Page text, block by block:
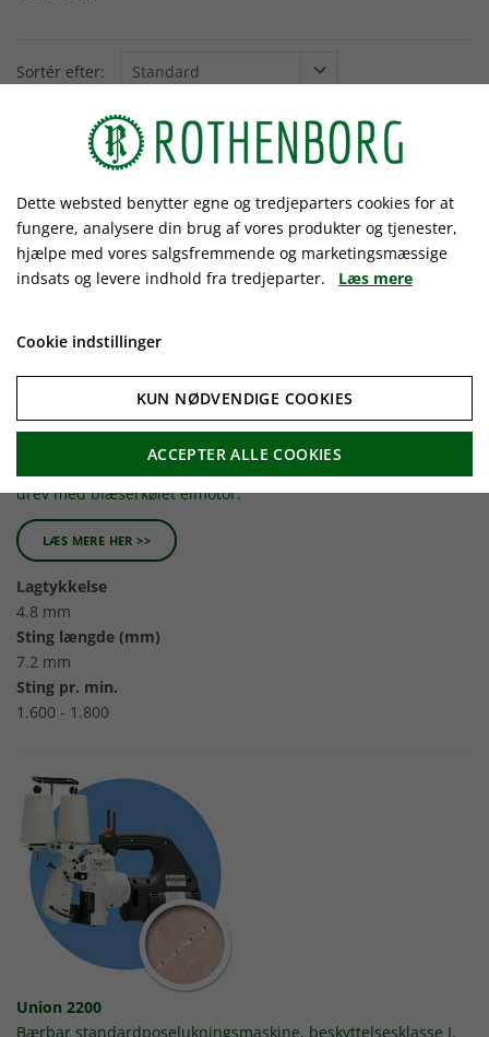
Sortér efter:
Union 4000
drev med blæserkølet elmotor.
LÆS MERE HER >>
Lagtykkelse
4.8 mm
Sting længde (mm)
7.2 mm
Sting pr. min.
1.600 - 1.800
Union 2200
Bærbar standardposelukningsmaskine, beskyttelsesklasse I.
Dette websted benytter egne og tredjeparters cookies for at
fungere, analysere din brug af vores produkter og tjenester,
hjælpe med vores salgsfremmende og marketingsmæssige
indsats og levere indhold fra tredjeparter. Læs mere
Cookie indstillinger
KUN NØDVENDIGE COOKIES
ACCEPTER ALLE COOKIES